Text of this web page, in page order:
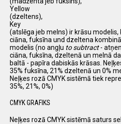
Yellow
(dzeltens),
Key
(atslēga jeb melns) ir krāsu
ciāna, fuksīna und dzeltena
modelis (no angļu to subtract-
ciāna, fuksīna, dzeltenā un melnā
baltā - papīra dabiskās krāsas.
35% fuksīna, 21% dzeltenā un 0%
Neļķes rozā CMYK sistēmā tiek
35%, 21%, 0%)
CMYK GRAFIKS
Neļķes rozā CMYK sistēmā saturs